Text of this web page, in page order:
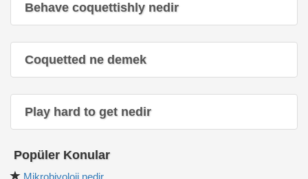
Behave coquettishly nedir
Coquetted ne demek
Play hard to get nedir
Popüler Konular
Mikrobiyoloji nedir